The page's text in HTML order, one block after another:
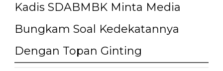
Kadis SDABMBK Minta Media
Bungkam Soal Kedekatannya
Dengan Topan Ginting